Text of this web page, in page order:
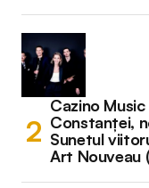
Cazino
Constanței,
Sunetul
Art Nouveau